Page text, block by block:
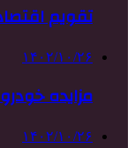
تقویم
۱۴۰۲/۱۰/۲۶
مزایده
۱۴۰۲/۱۰/۲۶